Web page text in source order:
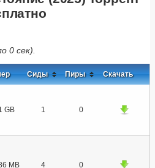
0 сек).
Сиды Пиры Скачать
GB 1 0
MB 4 0